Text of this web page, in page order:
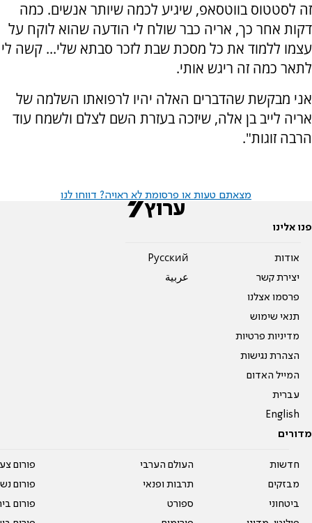
זה לסטטוס בווטסאפ, שיגיע לכמה שיותר אנשים. כמה
דקות אחר כך, אריה כבר שולח לי הודעה שהוא לוקח על
עצמו ללמוד את כל מסכת שבת לזכר סבתא שלי... קשה לי
לתאר כמה זה ריגש אותי.
אני מבקשת שהדברים האלה יהיו לרפואתו השלמה של
אריה לייב בן אלה, שיזכה בעזרת השם לצלם ולשמח עוד
הרבה זוגות".
מצאתם טעות או פרסומת לא ראויה? דווחו לנו
פנו אלינו
אודות
יצירת קשר
פרסמו אצלנו
תנאי שימוש
מדיניות פרטיות
הצהרת נגישות
המייל האדום
עברית
English
Pусский
عربية
מדורים
חדשות
מבזקים
ביטחוני
העולם הערבי
תרבות ופנאי
ספורט
פורום
פורום
פורום